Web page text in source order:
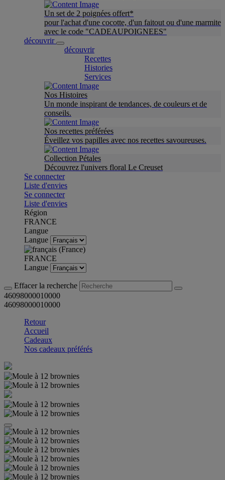
Un set de 2 poignées offert*
pour l'achat d'une cocotte, d'un faitout ou d'une marmite
avec le code "CADEAUPOIGNEES"
découvrir
découvrir
Recettes
Histories
Services
Nos Histoires
Un monde inspirant de tendances, de couleurs et de
conseils.
Nos recettes préférées
Éveillez vos papilles avec nos recettes savoureuses.
Collection Pétales
Découvrez l'univers floral Le Creuset
Se connecter
Liste d'envies
Se connecter
Liste d'envies
Région
FRANCE
Langue
Langue
FRANCE
Langue
Effacer la recherche
46098000010000
46098000010000
Retour
Accueil
Cadeaux
Nos cadeaux préférés